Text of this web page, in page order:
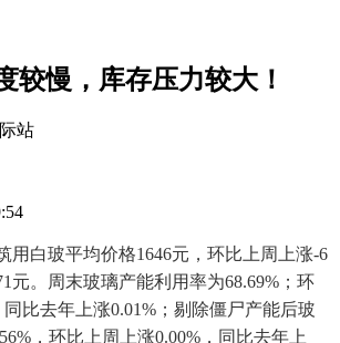
较慢，库存压力较大！
站
白玻平均价格1646元，环比上周上涨-6
元。周末玻璃产能利用率为68.69%；环
同比去年上涨0.01%；剔除僵尸产能后玻
，环比上周上涨0.00%，同比去年上